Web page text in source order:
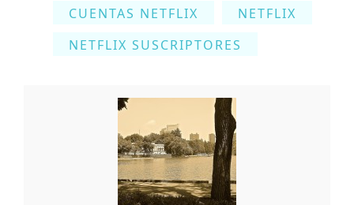
CUENTAS NETFLIX
NETFLIX
NETFLIX SUSCRIPTORES